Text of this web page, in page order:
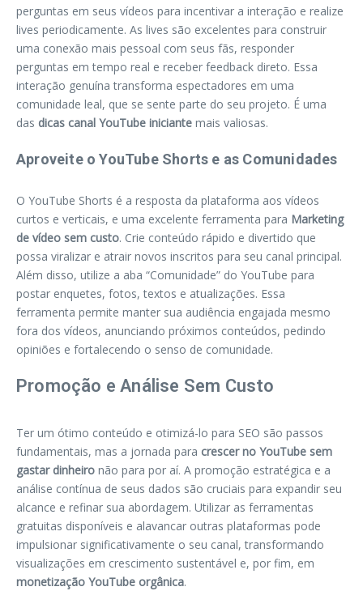
perguntas em seus vídeos para incentivar a interação e realize
lives periodicamente. As lives são excelentes para construir
uma conexão mais pessoal com seus fãs, responder
perguntas em tempo real e receber feedback direto. Essa
interação genuína transforma espectadores em uma
comunidade leal, que se sente parte do seu projeto. É uma
das dicas canal YouTube iniciante mais valiosas.
Aproveite o YouTube Shorts e as Comunidades
O YouTube Shorts é a resposta da plataforma aos vídeos
curtos e verticais, e uma excelente ferramenta para Marketing
de vídeo sem custo. Crie conteúdo rápido e divertido que
possa viralizar e atrair novos inscritos para seu canal principal.
Além disso, utilize a aba “Comunidade” do YouTube para
postar enquetes, fotos, textos e atualizações. Essa
ferramenta permite manter sua audiência engajada mesmo
fora dos vídeos, anunciando próximos conteúdos, pedindo
opiniões e fortalecendo o senso de comunidade.
Promoção e Análise Sem Custo
Ter um ótimo conteúdo e otimizá-lo para SEO são passos
fundamentais, mas a jornada para crescer no YouTube sem
gastar dinheiro não para por aí. A promoção estratégica e a
análise contínua de seus dados são cruciais para expandir seu
alcance e refinar sua abordagem. Utilizar as ferramentas
gratuitas disponíveis e alavancar outras plataformas pode
impulsionar significativamente o seu canal, transformando
visualizações em crescimento sustentável e, por fim, em
monetização YouTube orgânica.